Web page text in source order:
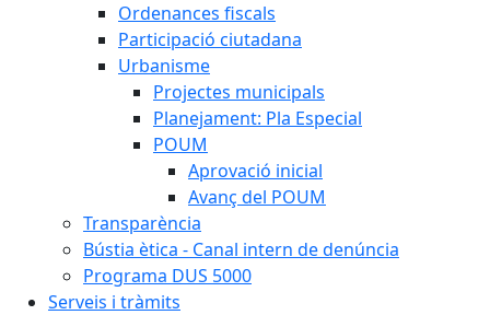
Ordenances fiscals
Participació ciutadana
Urbanisme
Projectes municipals
Planejament: Pla Especial
POUM
Aprovació inicial
Avanç del POUM
Transparència
Bústia ètica - Canal intern de denúncia
Programa DUS 5000
Serveis i tràmits